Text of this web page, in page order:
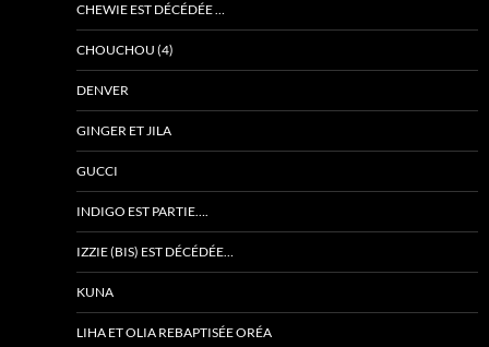
CHEWIE EST DÉCÉDÉE …
CHOUCHOU (4)
DENVER
GINGER ET JILA
GUCCI
INDIGO EST PARTIE….
IZZIE (BIS) EST DÉCÉDÉE…
KUNA
LIHA ET OLIA REBAPTISÉE ORÉA